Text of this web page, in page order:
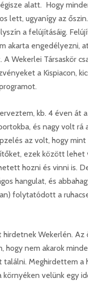
alatt. Hogy
lett, ugyanígy az
a felújításáig.
akarta engedélyezni,
Wekerlei Társaskör
a Kispiacon,
kb. 4 éven át
és nagy volt rá
az volt, hogy
ezek között lehet
hozni és vinni is.
hangulat, és
folytatódott a
hirdetnek Wekerlén.
nem akarok
Meghirdettem
környéken velünk egy